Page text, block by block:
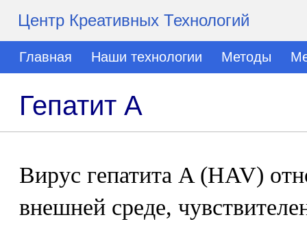
Центр Креативных Технологий
Главная Наши технологии Методы
Гепатит А
Вирус гепатита A (HAV)
внешней среде,